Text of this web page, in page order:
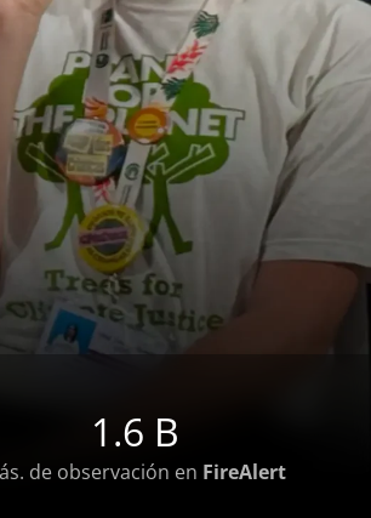
1.6 B
de observación en FireAlert